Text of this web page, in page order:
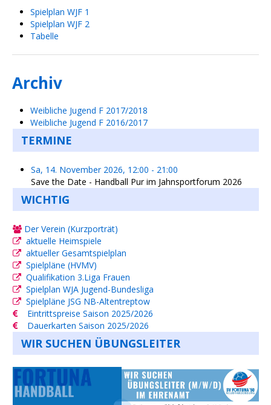
Spielplan WJF 1
Spielplan WJF 2
Tabelle
Archiv
Weibliche Jugend F 2017/2018
Weibliche Jugend F 2016/2017
TERMINE
Sa, 14. November 2026, 12:00 - 21:00
Save the Date - Handball Pur im Jahnsportforum 2026
WICHTIG
Der Verein (Kurzporträt)
aktuelle Heimspiele
aktueller Gesamtspielplan
Spielpläne (HVMV)
Qualifikation 3.Liga Frauen
Spielplan WJA Jugend-Bundesliga
Spielpläne JSG NB-Altentreptow
Eintrittspreise Saison 2025/2026
Dauerkarten Saison 2025/2026
WIR SUCHEN ÜBUNGSLEITER